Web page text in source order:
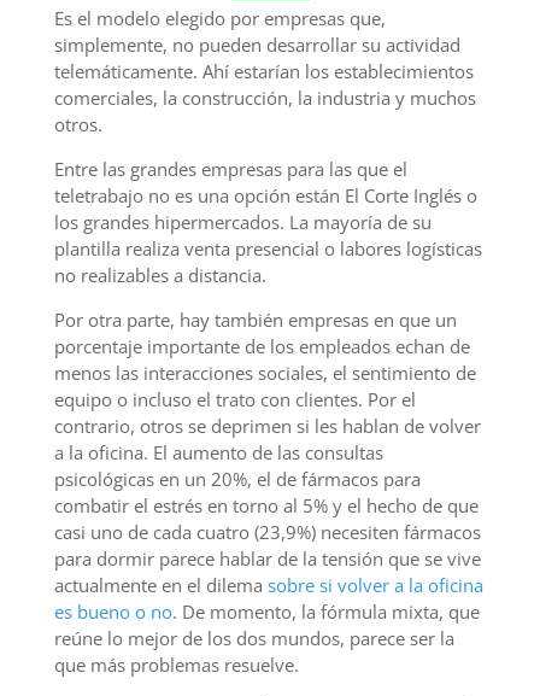
Es el modelo elegido por empresas que,
simplemente, no pueden desarrollar su actividad
telemáticamente. Ahí estarían los establecimientos
comerciales, la construcción, la industria y muchos
otros.
Entre las grandes empresas para las que el
teletrabajo no es una opción están El Corte Inglés o
los grandes hipermercados. La mayoría de su
plantilla realiza venta presencial o labores logísticas
no realizables a distancia.
Por otra parte, hay también empresas en que un
porcentaje importante de los empleados echan de
menos las interacciones sociales, el sentimiento de
equipo o incluso el trato con clientes. Por el
contrario, otros se deprimen si les hablan de volver
a la oficina. El aumento de las consultas
psicológicas en un 20%, el de fármacos para
combatir el estrés en torno al 5% y el hecho de que
casi uno de cada cuatro (23,9%) necesiten fármacos
para dormir parece hablar de la tensión que se vive
actualmente en el dilema sobre si volver a la oficina
es bueno o no. De momento, la fórmula mixta, que
reúne lo mejor de los dos mundos, parece ser la
que más problemas resuelve.